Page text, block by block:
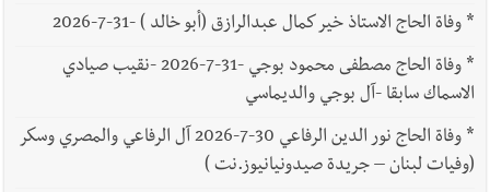
*وفاة الحاج الاستاذ خير كمال عبدالرازق (أبو خالد ) -31-7-2026
*
وفاة الحاج مصطفى محمود بوجي -31-7-2026 -نقيب صيادي
الاسماك سابقا -آل بوجي والديماسي
*
وفاة الحاج نور الدين الرفاعي 30-7-2026 آل الرفاعي والمصري وسكر
(وفيات لبنان – جريدة صيدونيانيوز.نت )